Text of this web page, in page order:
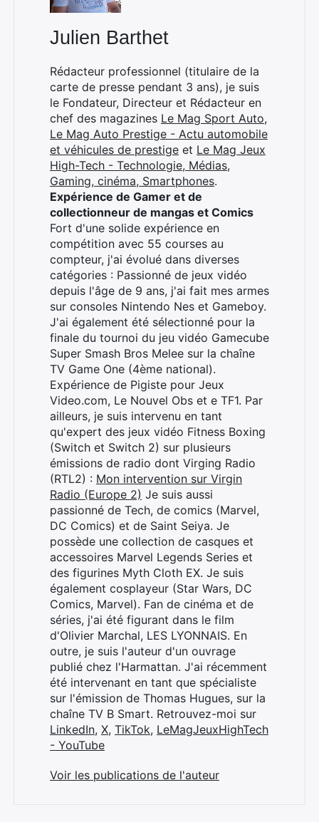
Julien Barthet
Rédacteur professionnel (titulaire de la
carte de presse pendant 3 ans), je suis
le Fondateur, Directeur et Rédacteur en
chef des magazines Le Mag Sport Auto,
Le Mag Auto Prestige - Actu automobile
et véhicules de prestige et Le Mag Jeux
High-Tech - Technologie, Médias,
Gaming, cinéma, Smartphones.
Expérience de Gamer et de
collectionneur de mangas et Comics
Fort d'une solide expérience en
compétition avec 55 courses au
compteur, j'ai évolué dans diverses
catégories : Passionné de jeux vidéo
depuis l'âge de 9 ans, j'ai fait mes armes
sur consoles Nintendo Nes et Gameboy.
J'ai également été sélectionné pour la
finale du tournoi du jeu vidéo Gamecube
Super Smash Bros Melee sur la chaîne
TV Game One (4ème national).
Expérience de Pigiste pour Jeux
Video.com, Le Nouvel Obs et e TF1. Par
ailleurs, je suis intervenu en tant
qu'expert des jeux vidéo Fitness Boxing
(Switch et Switch 2) sur plusieurs
émissions de radio dont Virging Radio
(RTL2) : Mon intervention sur Virgin
Radio (Europe 2) Je suis aussi
passionné de Tech, de comics (Marvel,
DC Comics) et de Saint Seiya. Je
possède une collection de casques et
accessoires Marvel Legends Series et
des figurines Myth Cloth EX. Je suis
également cosplayeur (Star Wars, DC
Comics, Marvel). Fan de cinéma et de
séries, j'ai été figurant dans le film
d'Olivier Marchal, LES LYONNAIS. En
outre, je suis l'auteur d'un ouvrage
publié chez l'Harmattan. J'ai récemment
été intervenant en tant que spécialiste
sur l'émission de Thomas Hugues, sur la
chaîne TV B Smart. Retrouvez-moi sur
LinkedIn, X, TikTok, LeMagJeuxHighTech
- YouTube
Voir les publications de l'auteur
Rechercher